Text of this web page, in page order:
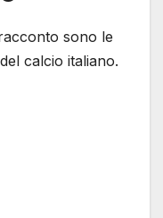
sono le
calcio italiano.